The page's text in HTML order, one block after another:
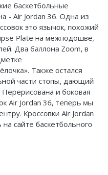
баскетбольные
- Air Jordan 36. Одна из
это язычок, похожий
Plate на межподошве,
Два баллона Zoom, в
Также остался
части стопы, дающий
и боковая
Air Jordan 36, теперь мы
Кроссовки Air Jordan
сайте баскетбольного